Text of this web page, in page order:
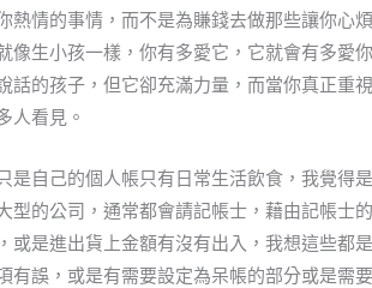
熱情的事情，而不是為賺錢去做那些讓你心
像生小孩一樣，你有多愛它，它就會有多愛
話的孩子，但它卻充滿力量，而當你真正重
人看見。
是自己的個人帳只有日常生活飲食，我覺得
型的公司，通常都會請記帳士，藉由記帳士
或是進出貨上金額有沒有出入，我想這些都
有誤，或是有需要設定為呆帳的部分或是需